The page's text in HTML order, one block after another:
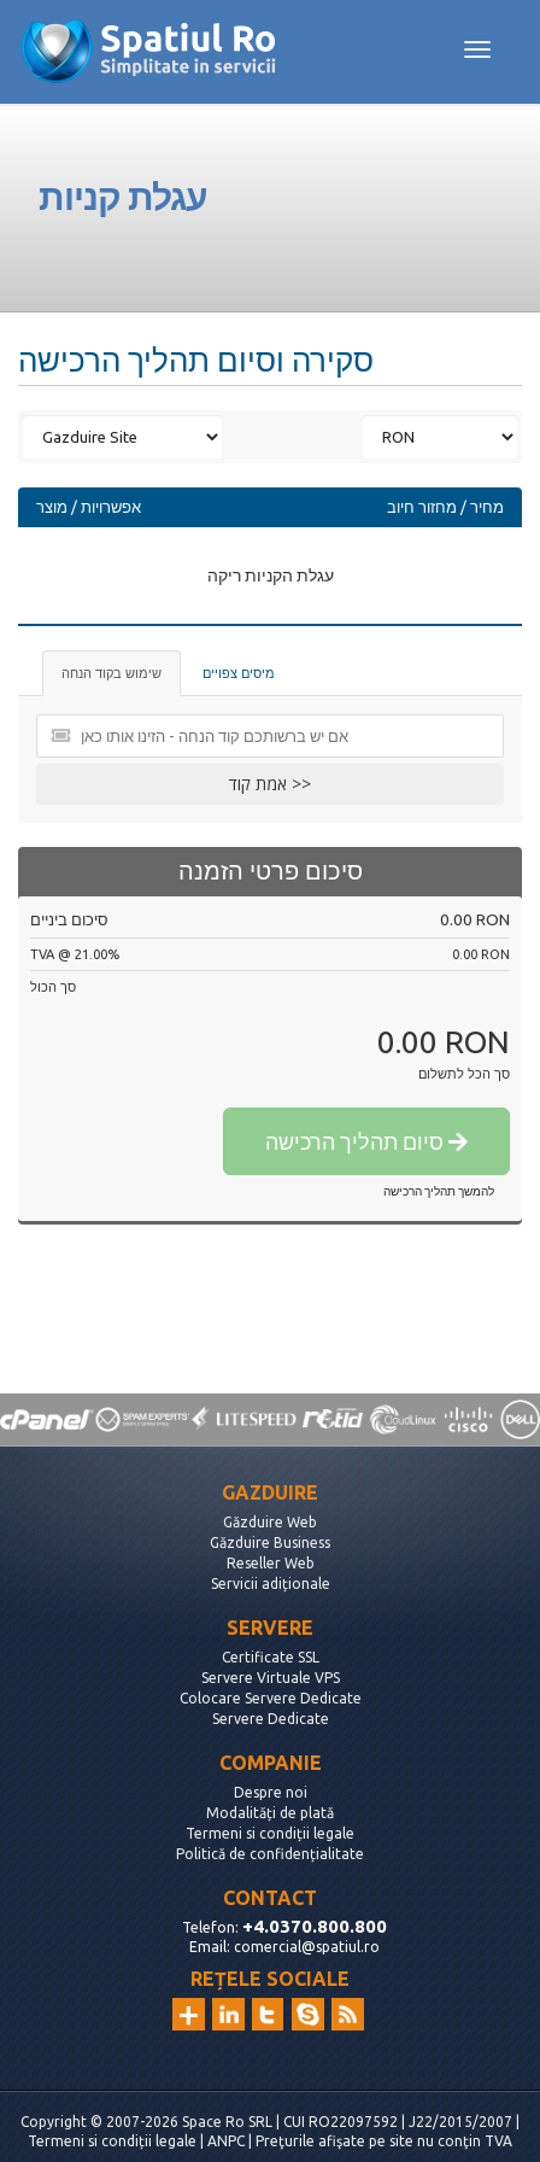
Toggle
עגלת קניות
סקירה וסיום תהליך הרכישה
אפשרויות / מוצר מחיר / מחזור חיוב
עגלת הקניות ריקה
שימוש בקוד הנחה מיסים צפויים
אמת קוד >>
סיכום פרטי הזמנה
סיכום ביניים 0.00 RON
TVA @ 21.00% 0.00 RON
סך הכול
0.00 RON
סך הכל לתשלום
להמשך תהליך הרכישה
GAZDUIRE
Găzduire Web
Găzduire Business
Reseller Web
Servicii adiționale
SERVERE
Certificate SSL
Servere Virtuale VPS
Colocare Servere Dedicate
Servere Dedicate
COMPANIE
Despre noi
Modalități de plată
Termeni si condiții legale
Politică de confidențialitate
CONTACT
Telefon: +4.0370.800.800
Email: comercial@spatiul.ro
REȚELE SOCIALE
Copyright © 2007-2026 Space Ro SRL | CUI RO22097592 | J22/2015/2007 |
Termeni si condiții legale
ANPC | Preţurile afişate pe site nu conţin TVA